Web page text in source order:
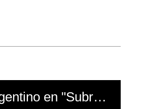
El mal momento de Yanina Gasañol con un hincha argentino en "Subrayado"